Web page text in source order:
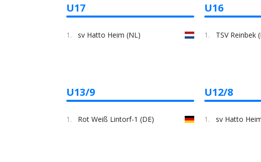
U17
1. sv Hatto Heim (NL)
U16
1. TSV Reinbek
U13/9
1. Rot Weiß Lintorf-1 (DE)
U12/8
1. sv Hatto